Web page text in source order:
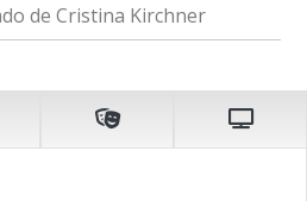
de Cristina Kirchner